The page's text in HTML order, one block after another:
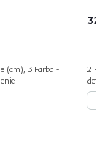
(cm), 3 Farba -
2